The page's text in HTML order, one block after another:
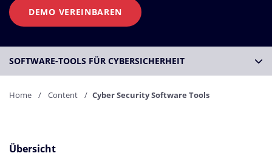
DEMO VEREINBAREN
SOFTWARE-TOOLS FÜR CYBERSICHERHEIT
Home Content Cyber Security Software Tools
Übersicht